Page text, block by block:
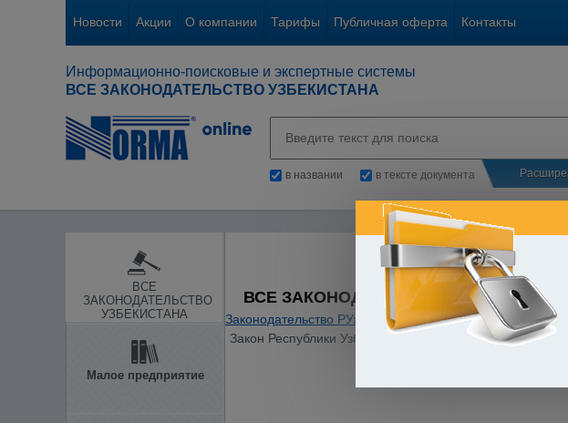
Новости Акции О компании Тарифы Публичная оферта Контакты
Информационно-поисковые и экспертные системы
ВСЕ ЗАКОНОДАТЕЛЬСТВО УЗБЕКИСТАНА
в названии в тексте документа
ВСЕ
ЗАКОНОДАТЕЛЬСТВО
УЗБЕКИСТАНА
Малое предприятие
ВСЕ ЗАКОНОДАТЕЛЬСТВО
Законодательство РУз Гражданское и семейное
Закон Республики Узбекистан от 30.08.1996 г. N 272-I